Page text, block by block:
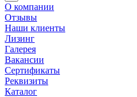
О компании
Отзывы
Наши клиенты
Лизинг
Галерея
Вакансии
Сертификаты
Реквизиты
Каталог